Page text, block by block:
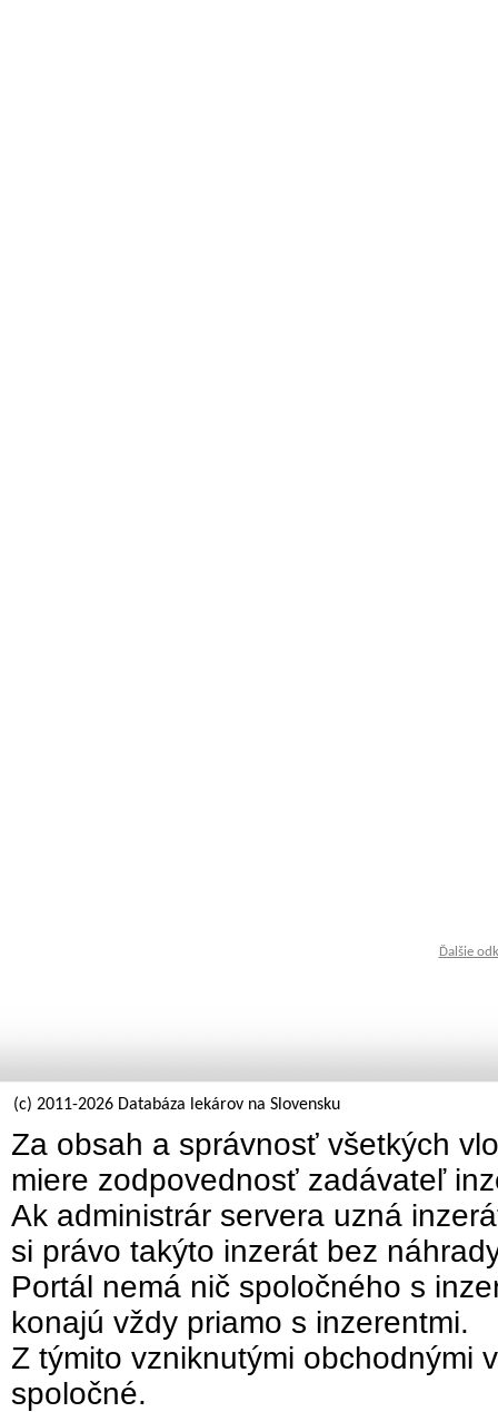
Ďalšie
(c) 2011-2026 Databáza lekárov na Slovensku
Za obsah a správnosť všetkých
miere zodpovednosť zadávateľ
Ak administrár servera uzná
si právo takýto inzerát bez
Portál nemá nič spoločného s
konajú vždy priamo s inzerentmi.
Z týmito vzniknutými obchodnými
spoločné.